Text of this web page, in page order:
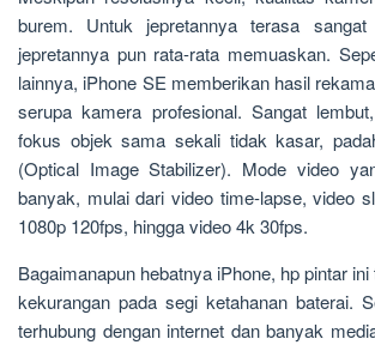
burem. Untuk jepretannya terasa
jepretannya pun rata-rata memuaskan.
lainnya, iPhone SE memberikan hasil
serupa kamera profesional. Sangat
fokus objek sama sekali tidak kasar,
(Optical Image Stabilizer). Mode video
banyak, mulai dari video time-lapse, video
1080p 120fps, hingga video 4k 30fps.
Bagaimanapun hebatnya iPhone, hp pintar
kekurangan pada segi ketahanan baterai.
terhubung dengan internet dan banyak